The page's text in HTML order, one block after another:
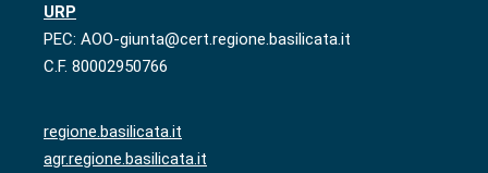
URP
PEC: AOO-giunta@cert.regione.basilicata.it
C.F. 80002950766
regione.basilicata.it
agr.regione.basilicata.it